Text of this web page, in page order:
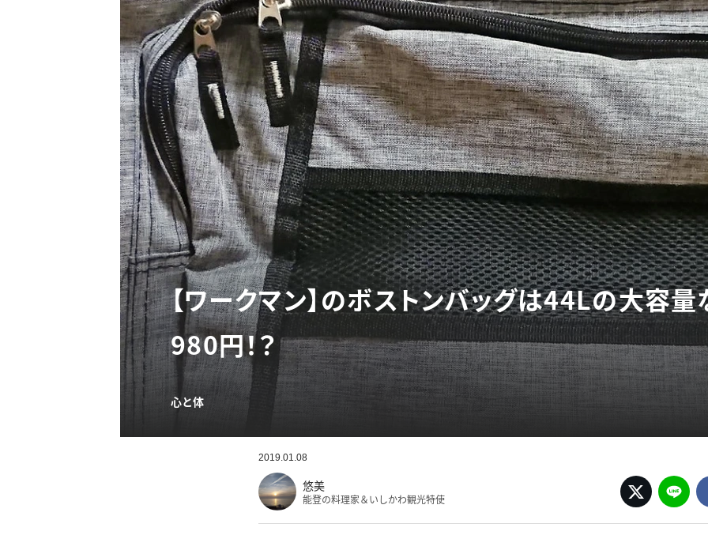
【ワークマン】のボストンバッグは44Lの大容
980円！？
心と体
2019.01.08
悠美
能登の料理家＆いしかわ観光特使